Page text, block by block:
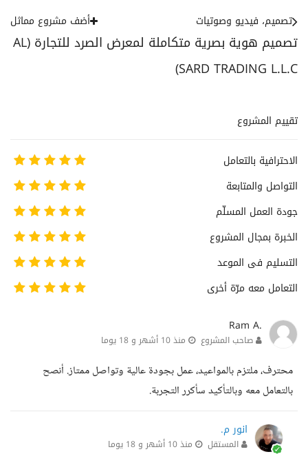
تصميم هوية بصرية متكاملة لمعرض الصرد للتجارة (AL
SARD TRADING L.L.C)
تصميم، فيديو وصوتيات أضف مشروع مماثل
تقييم المشروع
الاحترافية بالتعامل
التواصل والمتابعة
جودة العمل المسلّم
الخبرة بمجال المشروع
التسليم فى الموعد
التعامل معه مرّة أخرى
Ram A.
صاحب المشروع منذ 10 أشهر و 18 يوما
محترف، ملتزم بالمواعيد، عمل بجودة عالية وتواصل ممتاز. أنصح
بالتعامل معه وبالتأكيد سأكرر التجربة.
انور م.
المستقل منذ 10 أشهر و 18 يوما